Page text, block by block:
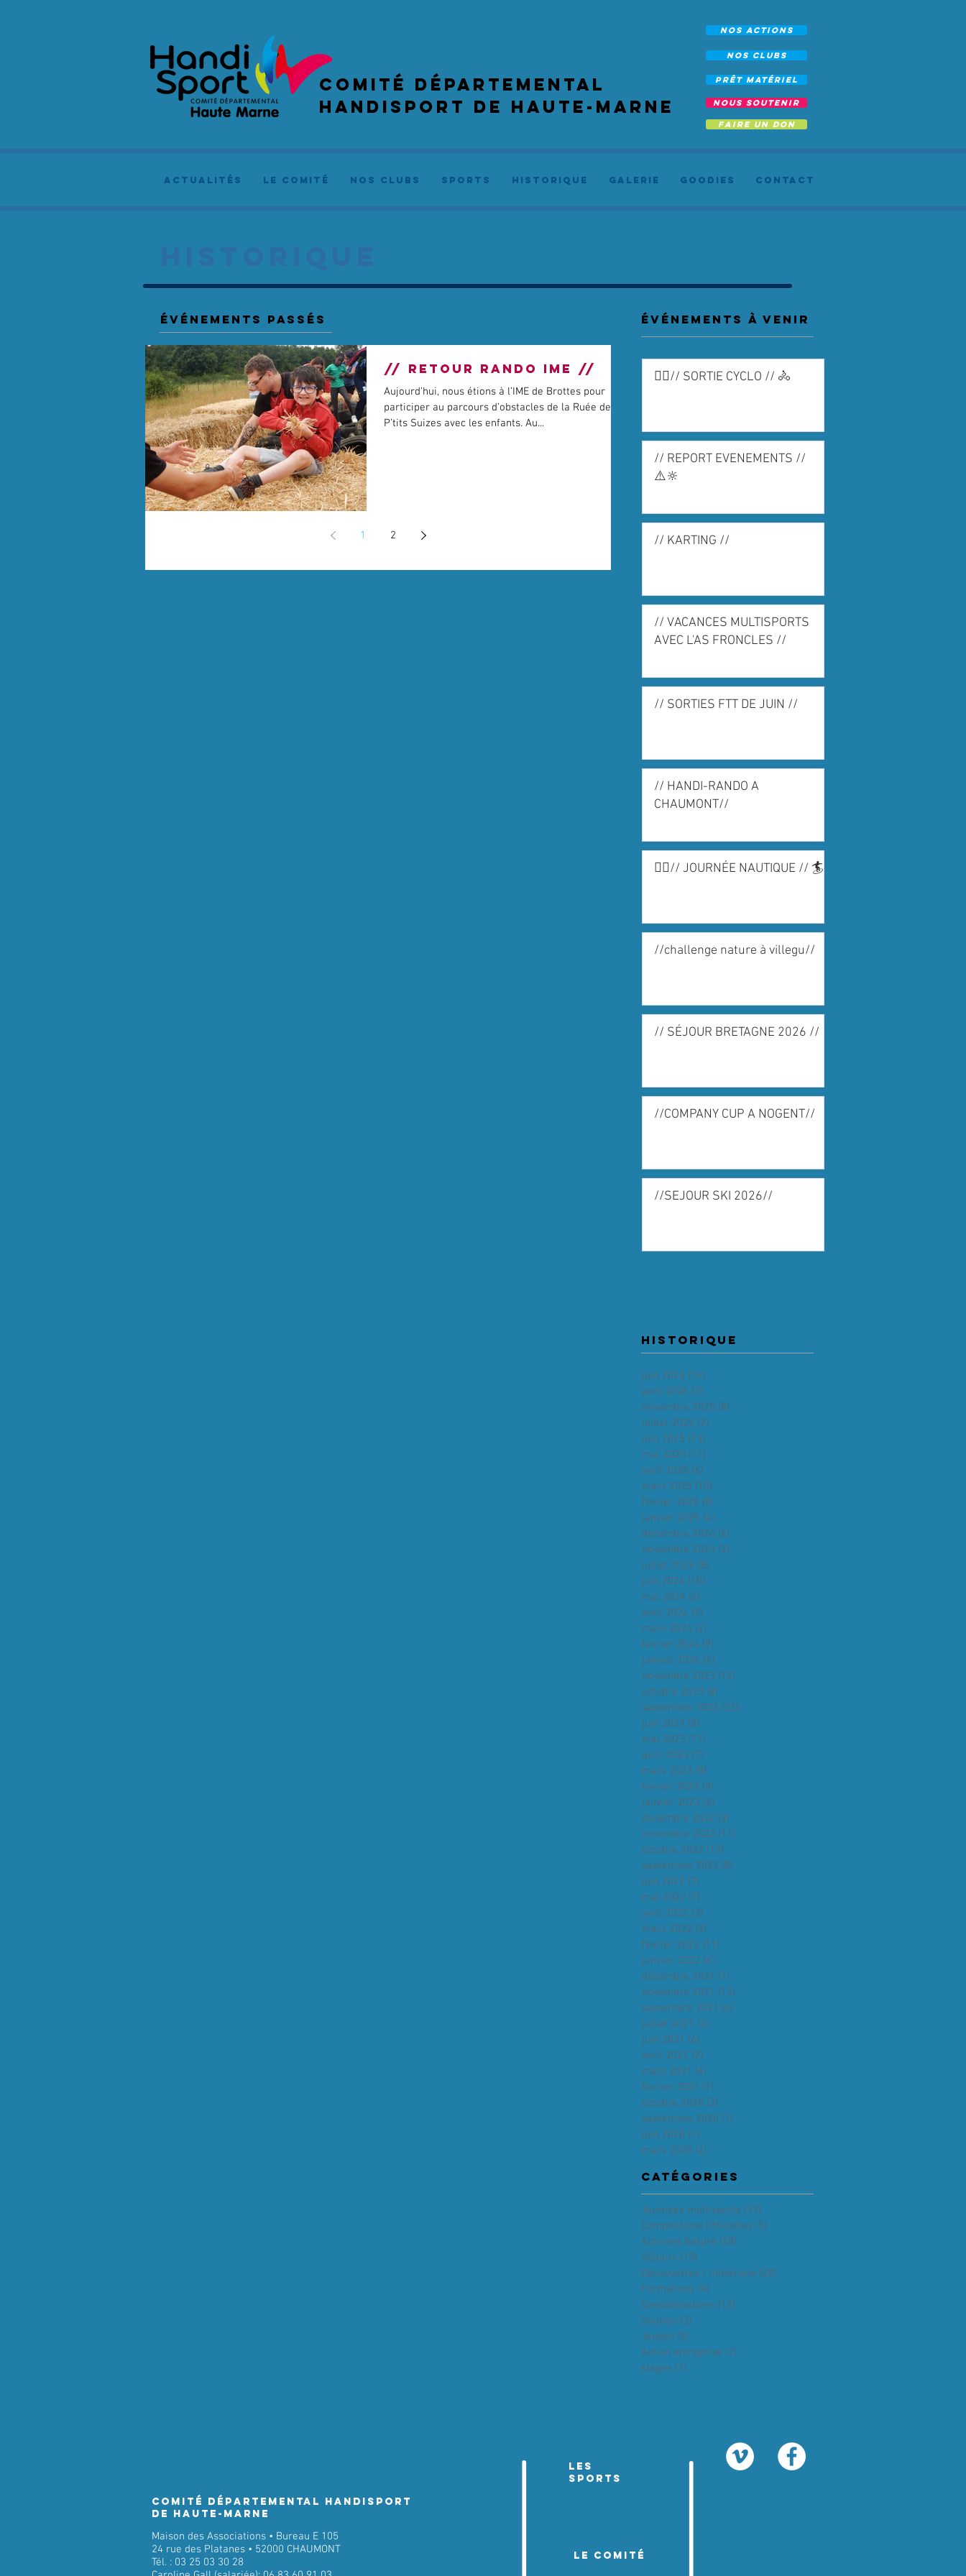
COMIté départemental
handisport de haute-marne
NOUS SOUTENIR
NOS ACTIONS
NOS CLUBS
prêt Matériel
FAIRE UN DON
actualités le comité NOS CLUBS SPORTS Historique GALERIE Goodies Contact
événements Passés événements à venir
// RETOUR RANDO IME //
Aujourd’hui, nous étions à l’IME de Brottes pour
participer au parcours d’obstacles de la Ruée des
P’tits Suizes avec les enfants. Au...
1 2
🚴‍♀️// SORTIE CYCLO // 🚴
// REPORT EVENEMENTS //
⚠️🔆
// KARTING //
// VACANCES MULTISPORTS
AVEC L'AS FRONCLES //
// SORTIES FTT DE JUIN //
// HANDI-RANDO A
CHAUMONT//
🏄‍♀️// JOURNÉE NAUTIQUE // 🏄
//challenge nature à villegu//
// SÉJOUR BRETAGNE 2026 //
//COMPANY CUP A NOGENT//
//SEJOUR SKI 2026//
HISTORIQUE
juin 2026 (14)
avril 2026 (3)
novembre 2025 (8)
juillet 2025 (2)
juin 2025 (13)
mai 2025 (11)
avril 2025 (6)
mars 2025 (10)
février 2025 (8)
janvier 2025 (4)
décembre 2024 (6)
novembre 2024 (2)
juillet 2024 (8)
juin 2024 (10)
mai 2024 (6)
avril 2024 (9)
mars 2024 (2)
février 2024 (9)
janvier 2024 (4)
novembre 2023 (12)
octobre 2023 (8)
septembre 2023 (23)
juin 2023 (5)
mai 2023 (11)
avril 2023 (7)
mars 2023 (8)
février 2023 (9)
janvier 2023 (5)
décembre 2022 (3)
novembre 2022 (11)
octobre 2022 (13)
septembre 2022 (8)
juin 2022 (7)
mai 2022 (7)
avril 2022 (3)
mars 2022 (3)
février 2022 (11)
janvier 2022 (6)
décembre 2021 (1)
novembre 2021 (13)
septembre 2021 (6)
juillet 2021 (3)
juin 2021 (6)
avril 2021 (2)
mars 2021 (6)
février 2021 (1)
octobre 2020 (3)
septembre 2020 (1)
juin 2020 (1)
mars 2020 (2)
Catégories
Journées multisports (19)
Compétitions Officielles (5)
Activités Nature (58)
Séjours (19)
Découvertes / initiations (28)
Formations (4)
Sensibilisations (12)
Soutien (3)
Jeunes (5)
Action entreprise (2)
stages (1)
Comité Départemental Handisport
de Haute-Marne
les
sports
LE COMITé
Maison des Associations • Bureau E 105
24 rue des Platanes • 52000 CHAUMONT
Tél. : 03 25 03 30 28